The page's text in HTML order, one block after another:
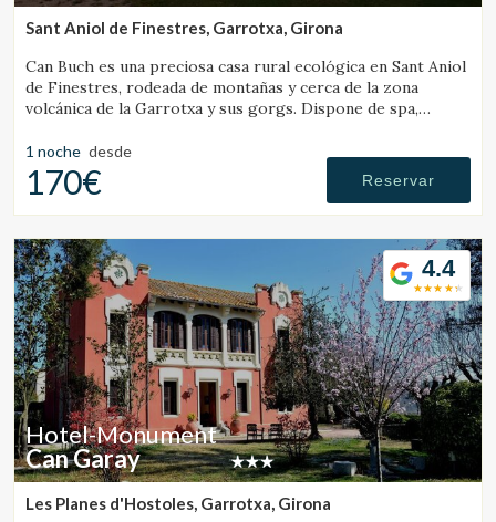
Sant Aniol de Finestres, Garrotxa, Girona
Can Buch es una preciosa casa rural ecológica en Sant Aniol
de Finestres, rodeada de montañas y cerca de la zona
volcánica de la Garrotxa y sus gorgs. Dispone de spa,
1 noche desde
170€ Reservar
4.4
Hotel-Monument
Can Garay
Les Planes d'Hostoles, Garrotxa, Girona